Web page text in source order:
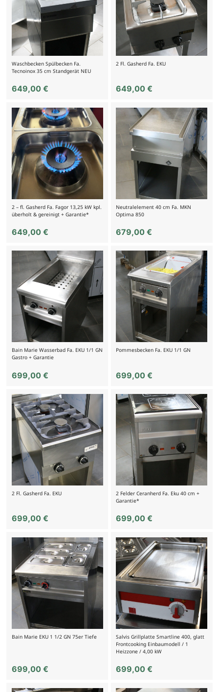
Waschbecken Spülbecken Fa.
Tecnoinox 35 cm Standgerät NEU
649,00 €
2 Fl. Gasherd Fa. EKU
649,00€
2 – fl. Gasherd Fa. Fagor 13,25 kW kpl.
überholt & gereinigt + Garantie*
649,00 €
Neutralelement 40 cm Fa. MKN
Optima 850
679,00€
Bain Marie Wasserbad Fa. EKU 1/1 GN
Gastro + Garantie
699,00 €
Pommesbecken Fa. EKU 1/1 GN
699,00€
2 Fl. Gasherd Fa. EKU
699,00 €
2 Felder Ceranherd Fa. Eku 40 cm +
Garantie*
699,00€
Bain Marie EKU 1 1/2 GN 75er Tiefe
699,00 €
Salvis Grillplatte Smartline 400, glatt
Frontcooking Einbaumodell / 1
Heizzone / 4,00 kW
699,00€